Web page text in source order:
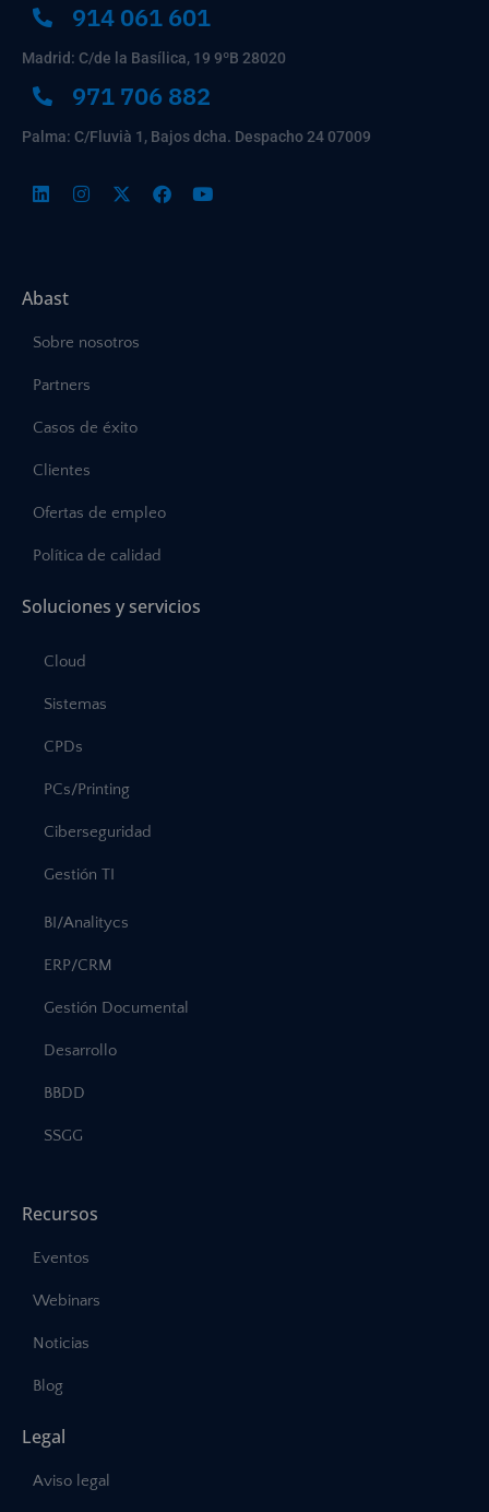
914 061 601
Madrid: C/de la Basílica, 19 9ºB 28020
971 706 882
Palma: C/Fluvià 1, Bajos dcha. Despacho 24 07009
Abast
Sobre nosotros
Partners
Casos de éxito
Clientes
Ofertas de empleo
Política de calidad
Soluciones y servicios
Cloud
Sistemas
CPDs
PCs/Printing
Ciberseguridad
Gestión TI
BI/Analitycs
ERP/CRM
Gestión Documental
Desarrollo
BBDD
SSGG
Recursos
Eventos
Webinars
Noticias
Blog
Legal
Aviso legal